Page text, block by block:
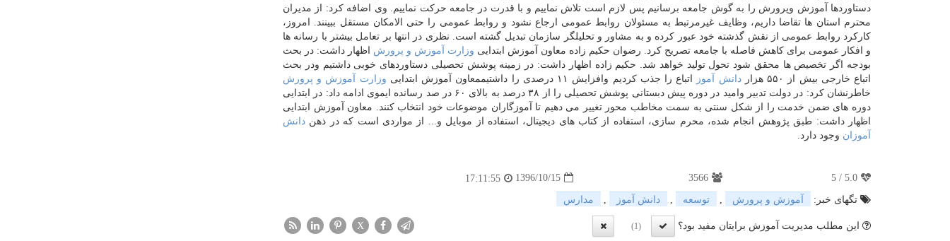
دستاوردها آموزش وپرورش را به گوش جامعه برسانیم پس لازم است تلاش نماییم و با قدرت در جامعه حركت نماییم. وی اضافه كرد: از مدیران
محترم استان ها تقاضا داریم، وظایف غیرمرتبط به مسئولان روابط عمومی ارجاع نشود و روابط عمومی را حتی الامكان مستقل ببینند. امروز،
كاركرد روابط عمومی از نقش گذشته خود عبور كرده و به مشاور و تحلیلگر سازمان تبدیل گشته است. نظری در انتها بر تعامل بیشتر با رسانه ها
و افكار عمومی برای كاهش فاصله با جامعه تصریح كرد. رضوان حكیم زاده معاون آموزش ابتدایی وزارت آموزش و پرورش اظهار داشت: در بحث
بودجه اگر تخصیص ها محقق شود تحول تولید خواهد شد. حكیم زاده اظهار داشت: در زمینه پوشش تحصیلی دستاوردهای خوبی داشتیم ودر بحث
اتباع خارجی بیش از ۵۵۰ هزار
دانش آموز اتباع را جذب كردیم وافزایش ۱۱ درصدی را داشتیممعاون آموزش ابتدایی
وزارت آموزش و پرورش
خاطرنشان كرد: در دولت تدبیر وامید در دوره پیش دبستانی پوشش تحصیلی را از ۳۸ درصد به بالای ۶۰ در صد رسانده ایموی ادامه داد: در ابتدایی
دوره های ضمن خدمت را از شكل سنتی به سمت مخاطب محور تغییر می دهیم تا آموزگاران موضوعات خود انتخاب كنند. معاون آموزش ابتدایی
اظهار داشت: طبق پژوهش انجام شده، محرم سازی، استفاده از كتاب های دیجیتال، استفاده از موبایل و... از مواردی است كه در ذهن دانش
آموزان وجود دارد.
5.0
/
5
3566
1396/10/15
17:11:55
تگهای خبر:
آموزش و پرورش توسعه دانش آموز مدارس
این مطلب مدیریت آموزش برایتان مفید بود؟
(1)
X